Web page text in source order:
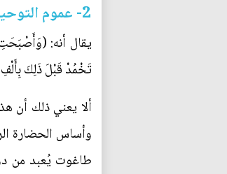
2- عموم التوحيد الخالص لله
يقال أنه:
تَخْمُدْ قَبْلَ ذَلِكَ
ألا يعني ذلك أن
وأساس الحضارة
طاغوت يُعبد من